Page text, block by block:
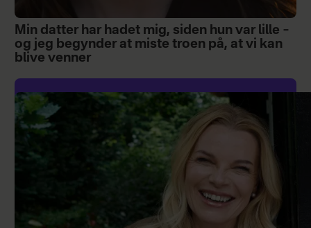
Min datter har hadet mig, siden hun var lille –
og jeg begynder at miste troen på, at vi kan
blive venner